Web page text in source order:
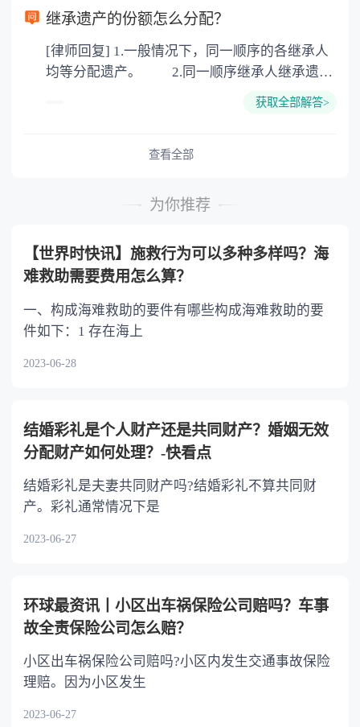
以防对财产继承发生纠纷，可以对遗产继承进行
公证。
继承遗产的份额怎么分配？
[律师回复] 1.一般情况下，同一顺序的各继承人
均等分配遗产。 2.同一顺序继承人继承遗产
或者与被继承人共同生活的继承人，分配遗产
的继承人，不尽扶养义务的，分配遗产时，应当
获取全部解答>
查看全部
为你推荐
【世界时快讯】施救行为可以多种多样吗？海
难救助需要费用怎么算？
一、构成海难救助的要件有哪些构成海难救助的要
件如下：1 存在海上
2023-06-28
结婚彩礼是个人财产还是共同财产？婚姻无效
分配财产如何处理？-快看点
结婚彩礼是夫妻共同财产吗?结婚彩礼不算共同财
产。彩礼通常情况下是
2023-06-27
环球最资讯丨小区出车祸保险公司赔吗？车事
故全责保险公司怎么赔？
小区出车祸保险公司赔吗?小区内发生交通事故保险
理赔。因为小区发生
2023-06-27